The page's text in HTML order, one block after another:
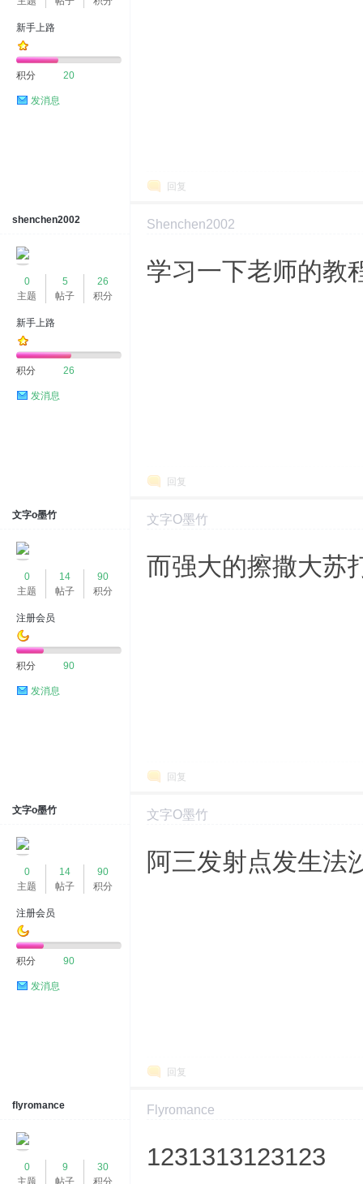
新手上路
积分 20
发消息
回复
shenchen2002
0
主题
5
帖子
26
积分
新手上路
积分 26
发消息
Shenchen2002
学习一下老师的教
回复
文字o墨竹
0
主题
14
帖子
90
积分
注册会员
积分 90
发消息
文字o墨竹
而强大的擦撒大苏
回复
文字o墨竹
0
主题
14
帖子
90
积分
注册会员
积分 90
发消息
文字o墨竹
阿三发射点发生法
回复
flyromance
0
主题
9
帖子
30
积分
Flyromance
1231313123123